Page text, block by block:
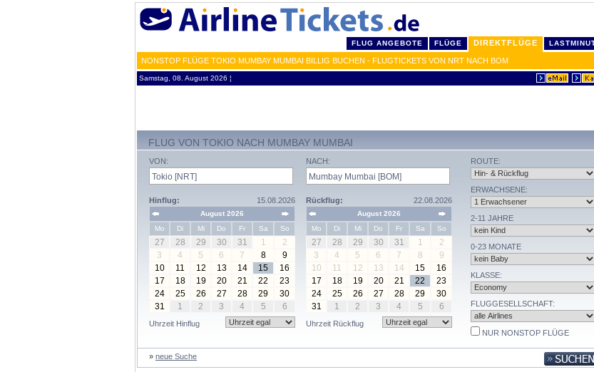
FLUG ANGEBOTE FLÜGE DIREKTFLÜGE
NONSTOP FLÜGE TOKIO MUMBAY MUMBAI BILLIG BUCHEN - FLUGTICKETS VON NRT NACH BOM
Samstag, 08. August 2026 ¦
FLUG VON TOKIO NACH MUMBAY MUMBAI
VON:
Hinflug: 15.08.2026
August 2026
Mo
Di Mi Do Fr Sa So
27 28 29 30 31 1
2
3
4 5 6 7 8
9
10
11 12 13 14 15
16
17
18 19 20 21 22
23
24
25 26 27 28 29
30
31
1 2 3 4 5 6
Uhrzeit Hinflug
NACH:
Rückflug: 22.08.2026
August 2026
Mo
Di Mi Do Fr Sa So
27 28 29 30 31 1
2
3
4 5 6 7 8
9
10
11 12 13 14 15
16
17
18 19 20 21 22
23
24
25 26 27 28 29
30
31
1 2 3 4 5 6
Uhrzeit Rückflug
ROUTE:
ERWACHSENE:
2-11 JAHRE
0-23 MONATE
KLASSE:
FLUGGESELLSCHAFT:
NUR NONSTOP FLÜGE
» neue Suche